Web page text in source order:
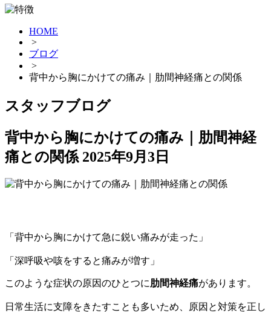
HOME
>
ブログ
>
背中から胸にかけての痛み｜肋間神経痛との関係
スタッフブログ
背中から胸にかけての痛み｜肋間神経
痛との関係 2025年9月3日
「背中から胸にかけて急に鋭い痛みが走った」
「深呼吸や咳をすると痛みが増す」
このような症状の原因のひとつに肋間神経痛があります。
日常生活に支障をきたすことも多いため、原因と対策を正し